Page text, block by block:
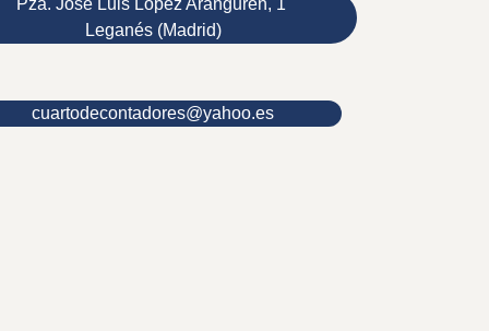
Pza. José Luis López Aranguren, 1
Leganés (Madrid)
cuartodecontadores@yahoo.es